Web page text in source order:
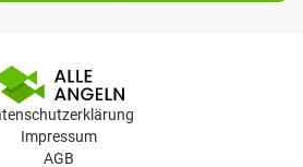
Impressum
AGB